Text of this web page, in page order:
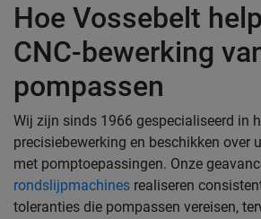
Hoe Vossebelt
CNC-bewerking
pompassen
Wij zijn sinds 1966 gespecialiseerd in
precisiebewerking en beschikken over
met pomptoepassingen. Onze
rondslijpmachines realiseren
toleranties die pompassen vereisen,